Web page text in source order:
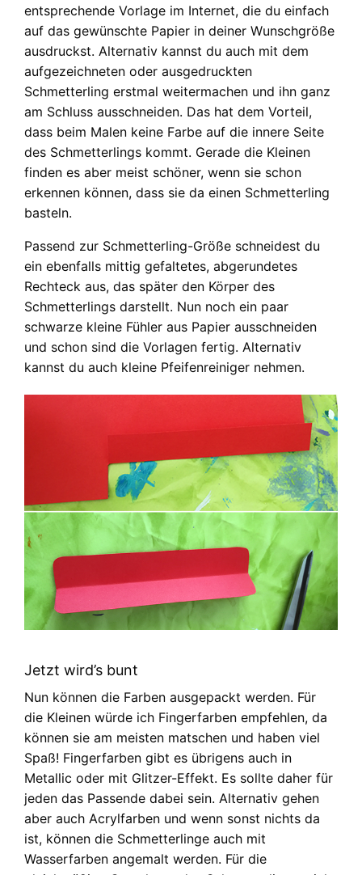
entsprechende Vorlage im Internet, die du einfach
auf das gewünschte Papier in deiner Wunschgröße
ausdruckst. Alternativ kannst du auch mit dem
aufgezeichneten oder ausgedruckten
Schmetterling erstmal weitermachen und ihn ganz
am Schluss ausschneiden. Das hat dem Vorteil,
dass beim Malen keine Farbe auf die innere Seite
des Schmetterlings kommt. Gerade die Kleinen
finden es aber meist schöner, wenn sie schon
erkennen können, dass sie da einen Schmetterling
basteln.
Passend zur Schmetterling-Größe schneidest du
ein ebenfalls mittig gefaltetes, abgerundetes
Rechteck aus, das später den Körper des
Schmetterlings darstellt. Nun noch ein paar
schwarze kleine Fühler aus Papier ausschneiden
und schon sind die Vorlagen fertig. Alternativ
kannst du auch kleine Pfeifenreiniger nehmen.
Jetzt wird’s bunt
Nun können die Farben ausgepackt werden. Für
die Kleinen würde ich Fingerfarben empfehlen, da
können sie am meisten matschen und haben viel
Spaß! Fingerfarben gibt es übrigens auch in
Metallic oder mit Glitzer-Effekt. Es sollte daher für
jeden das Passende dabei sein. Alternativ gehen
aber auch Acrylfarben und wenn sonst nichts da
ist, können die Schmetterlinge auch mit
Wasserfarben angemalt werden. Für die